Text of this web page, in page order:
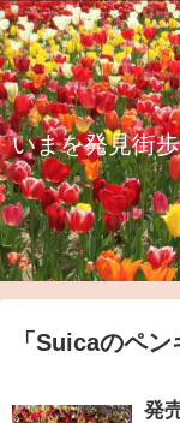
いまを発見街
「 Suicaのペン
発